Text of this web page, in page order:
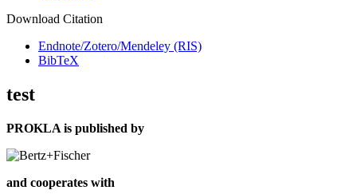
Download Citation
Endnote/Zotero/Mendeley (RIS)
BibTeX
test
PROKLA is published by
and cooperates with